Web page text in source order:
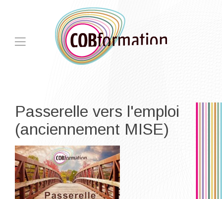
Passerelle vers l'emploi
(anciennement MISE)